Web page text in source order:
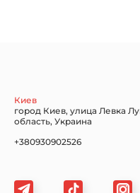
Киев
город Киев, улица Левка
область, Украина
+380930902526